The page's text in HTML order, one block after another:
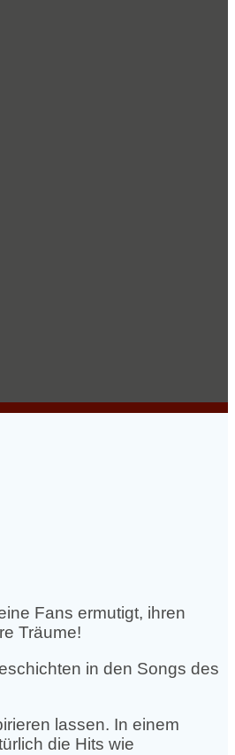
Fans ermutigt, ihren
Träume!
in den Songs des
lassen. In einem
die Hits wie